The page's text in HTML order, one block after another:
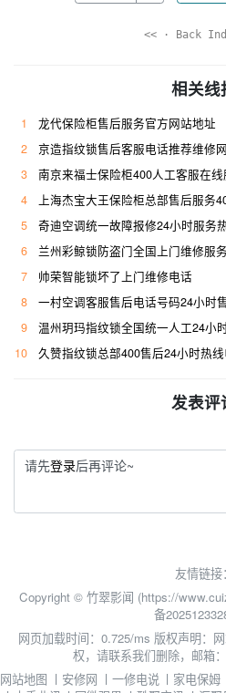
<< · Back
相关线
1
龙代保险柜售后服务官方网站地址
2
京造指纹锁售后客服电话推荐维修
3
南京来福士保险柜400人工客服在线
4
上海杰宝大王保险柜总部售后服务400
5
奇迪空调统一故障报修24小时服务
6
兰州彩鲸锁防盗门全国上门维修服务
7
帅荣智能锁坏了上门维修电话
8
一村空调客服售后电话号码24小时
9
温州玥玛指纹锁全国统一人工24小
10
久赞指纹锁总部400售后24小时热
发表评
请先登录后再评论~
友情链接：
Copyright © 竹翠影闻 (https://
备
网页加载时间：0.725/ms 版权声明：
权，请联系我们删除，邮箱
网站地图 丨 安修网 丨 一修电说 丨 家电保姆